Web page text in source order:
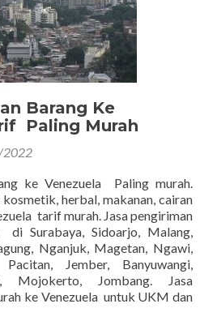
Barang Ke
Paling Murah
ke Venezuela Paling murah.
herbal, makanan, cairan
tarif murah. Jasa pengiriman
di Surabaya, Sidoarjo, Malang,
Nganjuk, Magetan, Ngawi,
Jember, Banyuwangi,
Mojokerto, Jombang. Jasa
ke Venezuela untuk UKM dan